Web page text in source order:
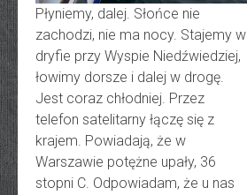
Płyniemy, dalej. Słońce nie
zachodzi, nie ma nocy. Stajemy w
dryfie przy Wyspie Niedźwiedziej,
łowimy dorsze i dalej w drogę.
Jest coraz chłodniej. Przez
telefon satelitarny łączę się z
krajem. Powiadają, że w
Warszawie potężne upały, 36
stopni C. Odpowiadam, że u nas